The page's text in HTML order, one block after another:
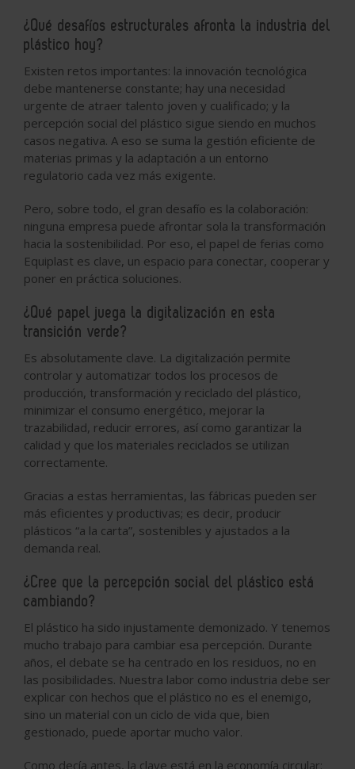
¿Qué desafíos estructurales afronta la industria del
plástico hoy?
Existen retos importantes: la innovación tecnológica
debe mantenerse constante; hay una necesidad
urgente de atraer talento joven y cualificado; y la
percepción social del plástico sigue siendo en muchos
casos negativa. A eso se suma la gestión eficiente de
materias primas y la adaptación a un entorno
regulatorio cada vez más exigente.
Pero, sobre todo, el gran desafío es la colaboración:
ninguna empresa puede afrontar sola la transformación
hacia la sostenibilidad. Por eso, el papel de ferias como
Equiplast es clave, un espacio para conectar, cooperar y
poner en práctica soluciones.
¿Qué papel juega la digitalización en esta
transición verde?
Es absolutamente clave. La digitalización permite
controlar y automatizar todos los procesos de
producción, transformación y reciclado del plástico,
minimizar el consumo energético, mejorar la
trazabilidad, reducir errores, así como garantizar la
calidad y que los materiales reciclados se utilizan
correctamente.
Gracias a estas herramientas, las fábricas pueden ser
más eficientes y productivas; es decir, producir
plásticos “a la carta”, sostenibles y ajustados a la
demanda real.
¿Cree que la percepción social del plástico está
cambiando?
El plástico ha sido injustamente demonizado. Y tenemos
mucho trabajo para cambiar esa percepción. Durante
años, el debate se ha centrado en los residuos, no en
las posibilidades. Nuestra labor como industria debe ser
explicar con hechos que el plástico no es el enemigo,
sino un material con un ciclo de vida que, bien
gestionado, puede aportar mucho valor.
Como decía antes, la clave está en la economía circular: